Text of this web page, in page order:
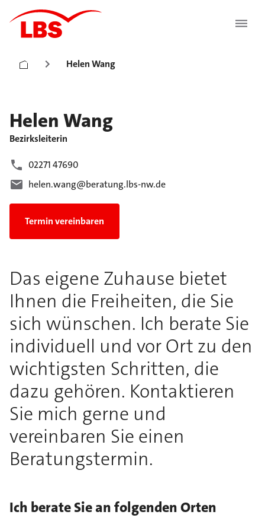
Helen Wang
Helen Wang
Bezirksleiterin
02271 47690
helen.wang@beratung.lbs-nw.de
Termin vereinbaren
Das eigene Zuhause bietet
Ihnen die Freiheiten, die Sie
sich wünschen. Ich berate Sie
individuell und vor Ort zu den
wichtigsten Schritten, die
dazu gehören. Kontaktieren
Sie mich gerne und
vereinbaren Sie einen
Beratungstermin.
Ich berate Sie an folgenden Orten